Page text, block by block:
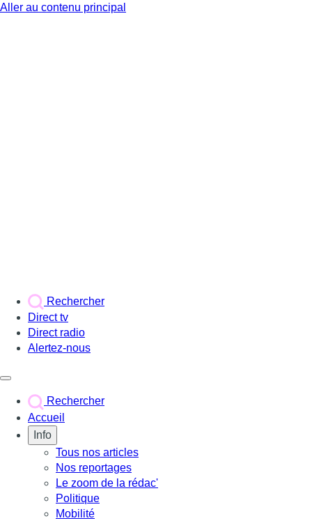
Aller au contenu principal
Rechercher
Direct tv
Direct radio
Alertez-nous
Rechercher
Accueil
Info
Tous nos articles
Nos reportages
Le zoom de la rédac'
Politique
Mobilité